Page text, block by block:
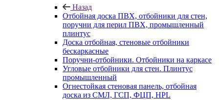
Назад
Отбойная доска ПВХ, отбойники для стен,
поручни для перил ПВХ, промышленный
плинтус
Доска отбойная, стеновые отбойники
бескаркасные
Поручни-отбойники. Отбойники на каркасе
Угловые отбойники для стен. Плинтус
промышленный
Огнестойкая стеновая панель, отбойная
доска из СМЛ, ГСП, ФЦП, HPL